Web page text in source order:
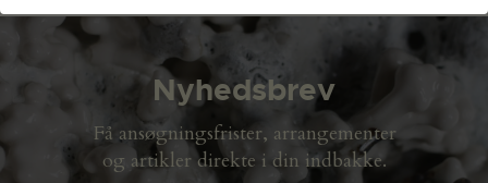
Nyhedsbrev
Få ansøgningsfrister, arrangementer
og artikler direkte i din indbakke.